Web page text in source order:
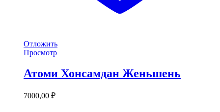
Отложить
Просмотр
Атоми Хонсамдан Женьшень
7000,00 ₽